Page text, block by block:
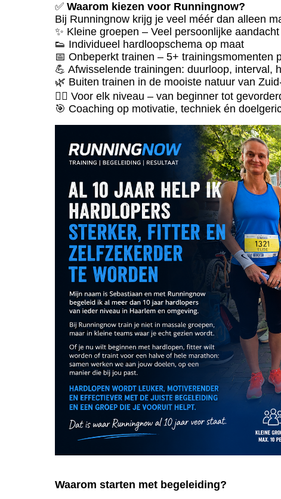
✅ Waarom kiezen voor Runningnow?
Bij Runningnow krijg je veel méér dan alleen
✨ Kleine groepen – Veel persoonlijke aandacht
👟 Individueel hardloopschema op maat
📅 Onbeperkt trainen – 5+ trainingsmomenten
💪 Afwisselende trainingen: duurloop, interval,
🌿 Buiten trainen in de mooiste natuur van
🏃‍♀️ Voor elk niveau – van beginner tot
🎯 Coaching op motivatie, techniek én
Waarom starten met begeleiding?